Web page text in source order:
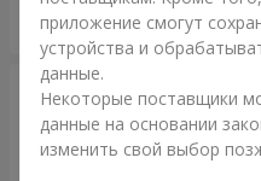
Заказать
приложение смогут
устройства и
данные.
Некоторые поставщики
данные на основании
изменить свой выбор